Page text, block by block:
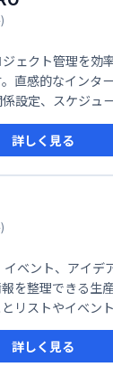
ェクト管理を効
直感的なインタ
設定、スケジュ
クトでも容易に管
により、プロジェ
チーム間の連携を
率的なプロジェ
ょう。
詳しく見る
ベント、アイデ
を整理できる生
リストやイベン
効率的なワークフ
ーズに進め、生
詳しく見る